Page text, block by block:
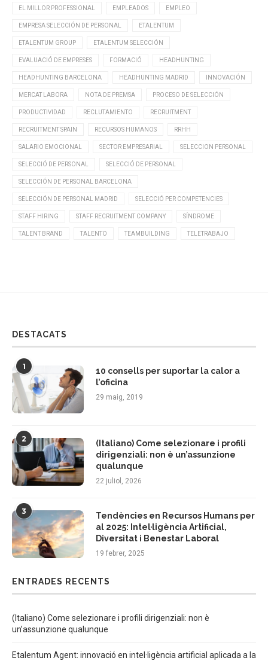
EL MILLOR PROFESSIONAL EMPLEADOS EMPLEO
EMPRESA SELECCIÓN DE PERSONAL ETALENTUM
ETALENTUM GROUP ETALENTUM SELECCIÓN
EVALUACIÓ DE EMPRESES FORMACIÓ HEADHUNTING
HEADHUNTING BARCELONA HEADHUNTING MADRID INNOVACIÓN
MERCAT LABORA NOTA DE PREMSA PROCESO DE SELECCIÓN
PRODUCTIVIDAD RECLUTAMIENTO RECRUITMENT
RECRUITMENT SPAIN RECURSOS HUMANOS RRHH
SALARIO EMOCIONAL SECTOR EMPRESARIAL SELECCION PERSONAL
SELECCIÓ DE PERSONAL SELECCIÓ DE PERSONAL
SELECCIÓN DE PERSONAL BARCELONA
SELECCIÓN DE PERSONAL MADRID SELECCIÓ PER COMPETENCIES
STAFF HIRING STAFF RECRUITMENT COMPANY SÍNDROME
TALENT BRAND TALENTO TEAMBUILDING TELETRABAJO
DESTACATS
1
10 consells per suportar la calor a
l’oficina
29 maig, 2019
2
(Italiano) Come selezionare i profili
dirigenziali: non è un’assunzione
qualunque
22 juliol, 2026
3
Tendències en Recursos Humans per
al 2025: Intel·ligència Artificial,
Diversitat i Benestar Laboral
19 febrer, 2025
ENTRADES RECENTS
(Italiano) Come selezionare i profili dirigenziali: non è
un’assunzione qualunque
Etalentum Agent: innovació en intel·ligència artificial aplicada a la